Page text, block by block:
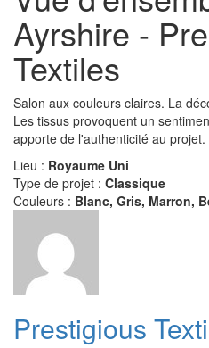
Ayrshire -
Textiles
Salon aux couleurs claires. La
Les tissus provoquent un
apporte de l'authenticité au projet.
Lieu : Royaume Uni
Type de projet : Classique
Couleurs : Blanc, Gris, Marron,
Prestigious